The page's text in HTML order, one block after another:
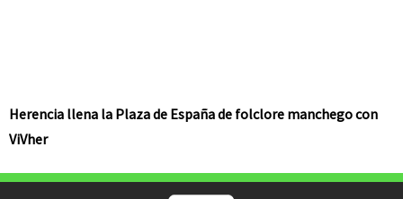
Herencia llena la Plaza de España de folclore manchego con
ViVher